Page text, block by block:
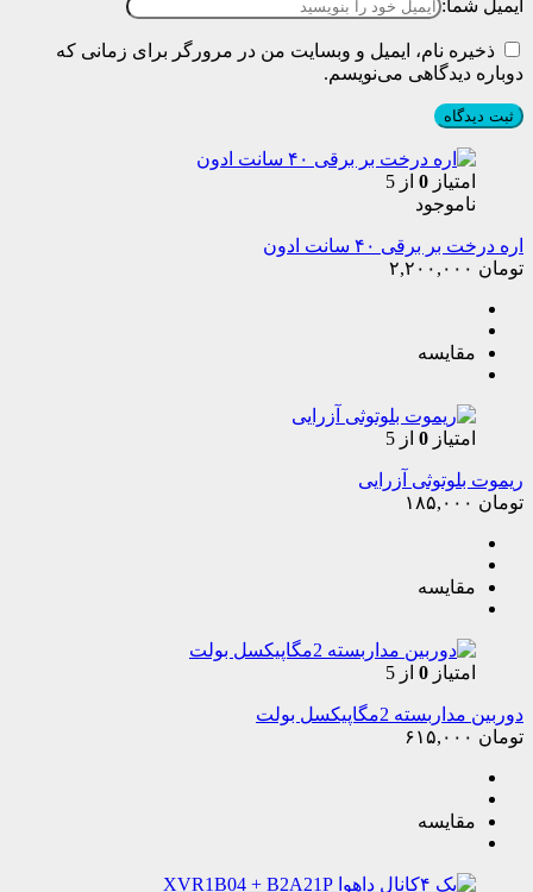
ایمیل شما:
ذخیره نام، ایمیل و وبسایت من در مرورگر برای زمانی که
دوباره دیدگاهی می‌نویسم.
امتیاز 0 از 5
ناموجود
اره درخت بر برقی ۴۰ سانت ادون
تومان
مقایسه
امتیاز 0 از 5
ریموت بلوتوثی آزرایی
تومان
مقایسه
امتیاز 0 از 5
دوربین مداربسته 2مگاپیکسل بولت
تومان
مقایسه